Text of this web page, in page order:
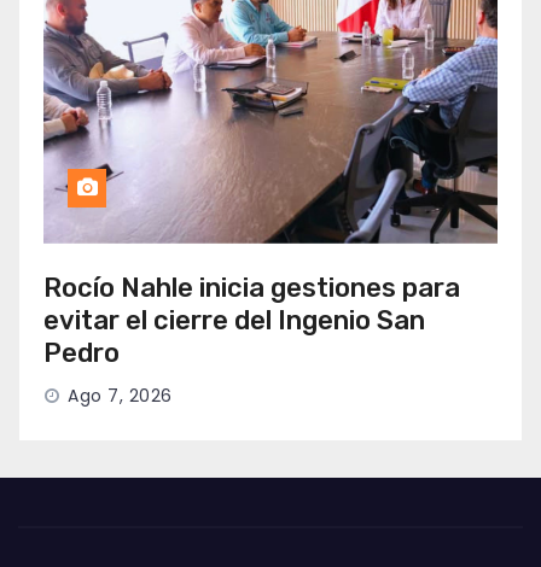
Rocío Nahle inicia gestiones para
evitar el cierre del Ingenio San
Pedro
Ago 7, 2026